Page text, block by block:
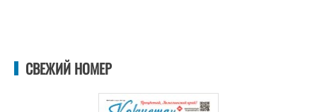
СВЕЖИЙ НОМЕР